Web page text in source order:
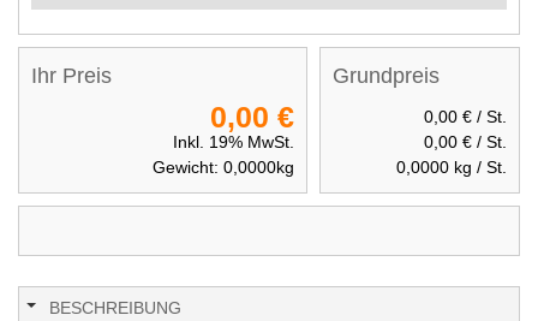
Grundpreis
0,00 € / St.
0,00 € / St.
0,0000 kg / St.
Ihr Preis
0,00 €
Inkl. 19% MwSt.
Gewicht: 0,0000kg
BESCHREIBUNG